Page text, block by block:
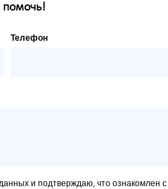
Телефон
и подтверждаю, что ознакомлен с